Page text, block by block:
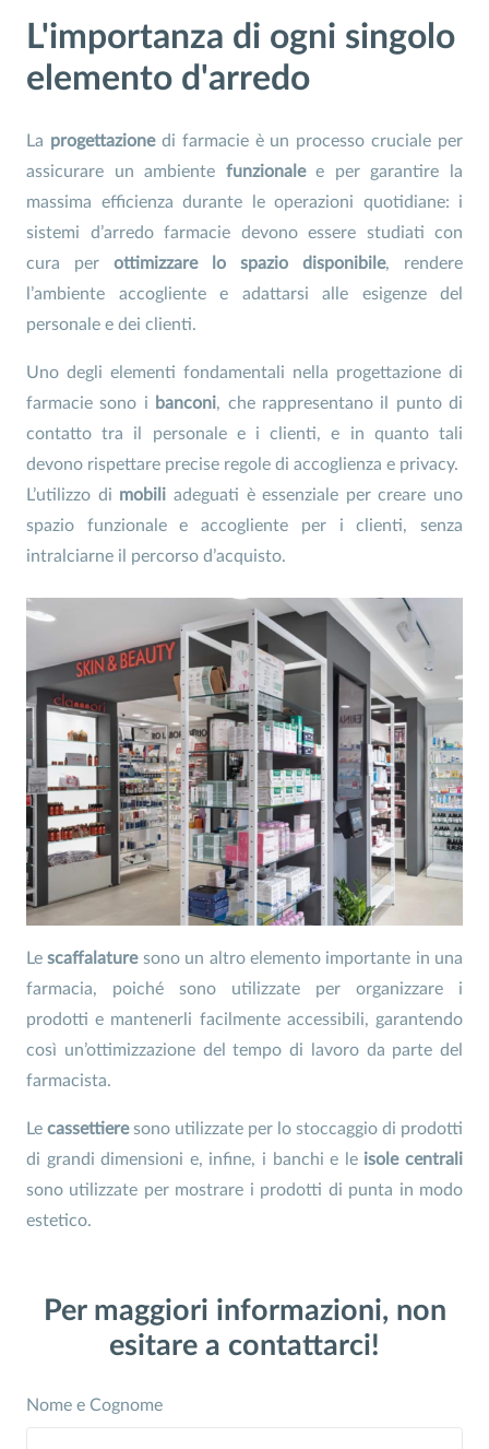
L'importanza di ogni singolo
elemento d'arredo
La progettazionedi farmacie è un processo cruciale per
assicurare un ambiente funzionalee per garantire la
massima efficienza durante le operazioni quotidiane: i
sistemi d’arredo farmacie devono essere studiati con
cura per ottimizzare lo spazio disponibile, rendere
l’ambiente accogliente e adattarsi alle esigenze del
personale e dei clienti.
Uno degli elementi fondamentali nella progettazione di
farmacie sono i
banconi, che rappresentano il punto di
contatto tra il personale e i clienti, e in quanto tali
devono rispettare precise regole di accoglienza e privacy.
L’utilizzo di mobili adeguati è essenziale per creare uno
spazio funzionale e accogliente per i clienti, senza
intralciarne il percorso d’acquisto.
Lescaffalaturesono un altro elemento importante in una
farmacia, poiché sono utilizzate per organizzare i
prodotti e mantenerli facilmente accessibili, garantendo
così un’ottimizzazione del tempo di lavoro da parte del
farmacista.
Le cassettieresono utilizzate per lo stoccaggio di prodotti
di grandi dimensioni e, infine, i banchi e le isole centrali
sono utilizzate per mostrare i prodotti di punta in modo
estetico.
Per maggiori informazioni, non
esitare a contattarci!
Nome e Cognome